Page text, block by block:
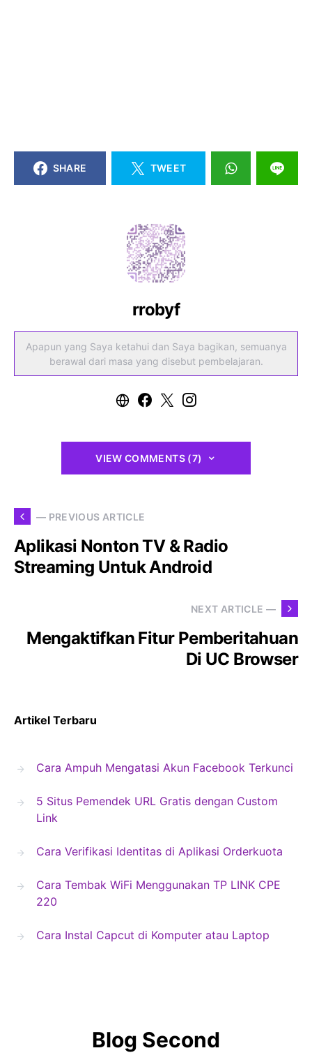
SHARE TWEET
rrobyf
Apapun yang Saya ketahui dan Saya bagikan, semuanya
berawal dari masa yang disebut pembelajaran.
VIEW COMMENTS (7)
— PREVIOUS ARTICLE
Aplikasi Nonton TV & Radio
Streaming Untuk Android
NEXT ARTICLE —
Mengaktifkan Fitur Pemberitahuan
Di UC Browser
Artikel Terbaru
Cara Ampuh Mengatasi Akun Facebook Terkunci
5 Situs Pemendek URL Gratis dengan Custom
Link
Cara Verifikasi Identitas di Aplikasi Orderkuota
Cara Tembak WiFi Menggunakan TP LINK CPE
220
Cara Instal Capcut di Komputer atau Laptop
Blog Second